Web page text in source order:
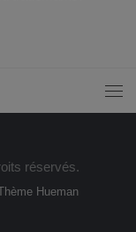
réservés.
Hueman